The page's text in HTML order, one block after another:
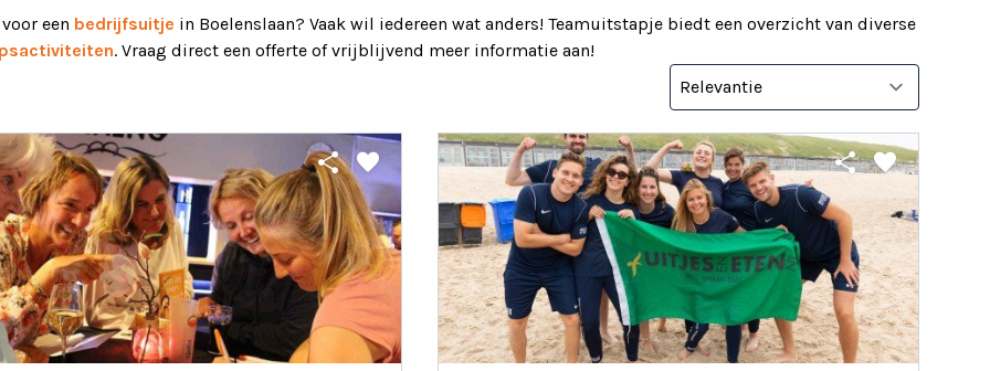
een bedrijfsuitje in Boelenslaan? Vaak wil iedereen wat anders! Teamuitstapje biedt een overzicht van diverse
. Vraag direct een offerte of vrijblijvend meer informatie aan!
share favorite share favorite